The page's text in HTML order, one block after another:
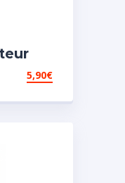
5,90€